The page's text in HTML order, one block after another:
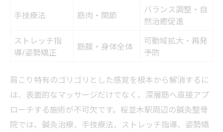
手技療法 筋肉・関節
バランス調整・自
然治癒促進
ストレッチ指
導/姿勢矯正
筋膜・身体全体
可動域拡大・再発
予防
肩こり特有のゴリゴリとした感覚を根本から解消するに
は、表面的なマッサージだけでなく、深層筋へ直接アプ
ローチする施術が不可欠です。桜並木駅周辺の鍼灸整骨
院では、鍼灸治療、手技療法、ストレッチ指導、姿勢矯